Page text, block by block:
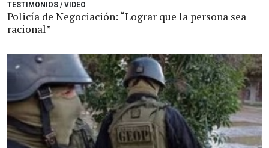
TESTIMONIOS / VIDEO
Policía de Negociación: “Lograr que la persona sea
racional”